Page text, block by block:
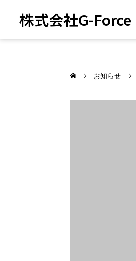
株式会社G-Force
お知らせ